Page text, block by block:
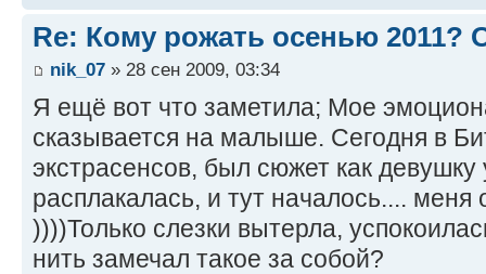
Re: Кому рожать осенью 2011?
nik_07 » 28 сен 2009, 03:34
Я ещё вот что заметила; Мое
сказывается на малыше. Сегодня в
экстрасенсов, был сюжет как
расплакалась, и тут началось.... меня
))))Только слезки вытерла,
нить замечал такое за собой?